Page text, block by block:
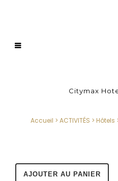
Citymax
Accueil > ACTIVITÉS > Hôtels
AJOUTER AU PANIER